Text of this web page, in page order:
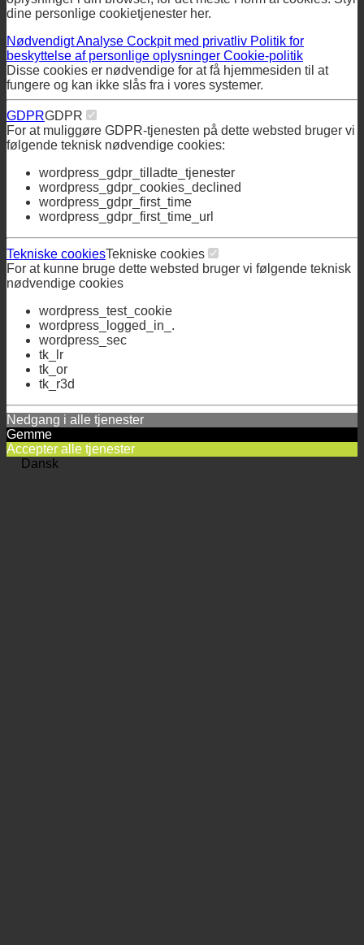
oplysninger i din browser, for det meste i form af cookies. Styr
dine personlige cookietjenester her.
NødvendigtAnalyseCockpit med privatlivPolitik for
beskyttelse af personlige oplysninger Cookie-politik
Disse cookies er nødvendige for at få hjemmesiden til at
fungere og kan ikke slås fra i vores systemer.
GDPRGDPR
For at muliggøre GDPR-tjenesten på dette websted bruger vi
følgende teknisk nødvendige cookies:
wordpress_gdpr_tilladte_tjenester
wordpress_gdpr_cookies_declined
wordpress_gdpr_first_time
wordpress_gdpr_first_time_url
Tekniske cookiesTekniske cookies
For at kunne bruge dette websted bruger vi følgende teknisk
nødvendige cookies
wordpress_test_cookie
wordpress_logged_in_.
wordpress_sec
tk_lr
tk_or
tk_r3d
Nedgang i alle tjenester
Gemme
Accepter alle tjenester